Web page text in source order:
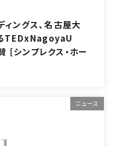
ィングス、名古屋大
TEDxNagoyaU
[シンプレクス・ホー
ニュース